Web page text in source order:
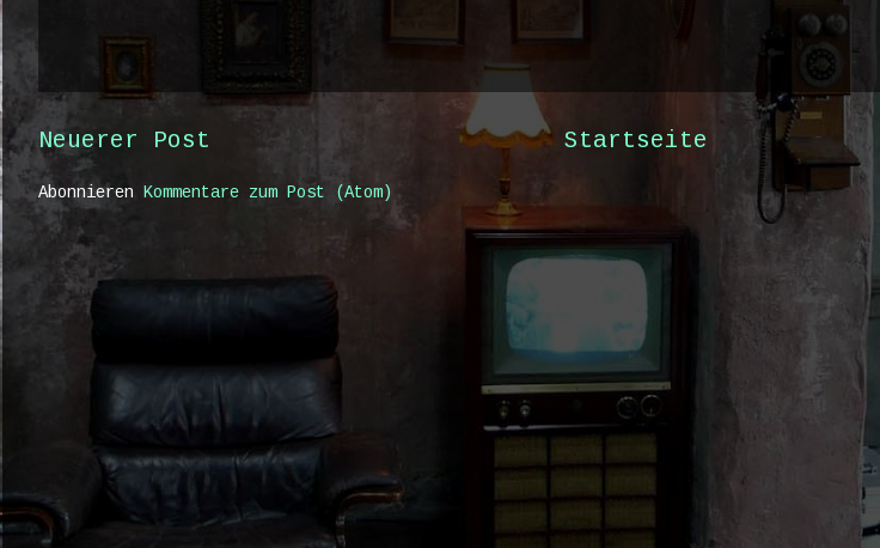
Neuerer Post Startseite
Abonnieren Kommentare zum Post (Atom)